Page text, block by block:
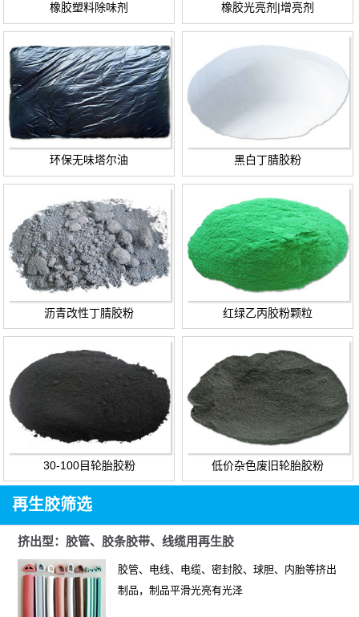
橡胶塑料除味剂 橡胶光亮剂|增亮剂
环保无味塔尔油 黑白丁腈胶粉
沥青改性丁腈胶粉 红绿乙丙胶粉颗粒
30-100目轮胎胶粉 低价杂色废旧轮胎胶粉
再生胶筛选
挤出型：胶管、胶条胶带、线缆用再生胶
胶管、电线、电缆、密封胶、球胆、内胎等挤出
制品，制品平滑光亮有光泽